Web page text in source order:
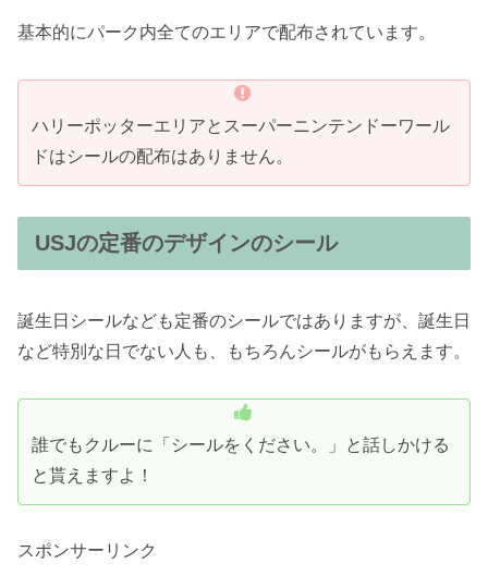
基本的にパーク内全てのエリアで配布されています。
ハリーポッターエリアとスーパーニンテンドーワール
ドはシールの配布はありません。
USJの定番のデザインのシール
誕生日シールなども定番のシールではありますが、誕生日
など特別な日でない人も、もちろんシールがもらえます。
誰でもクルーに「シールをください。」と話しかける
と貰えますよ！
スポンサーリンク